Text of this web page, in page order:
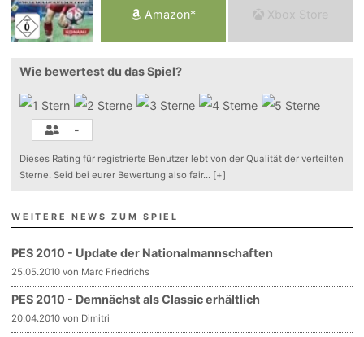
Amazon* Xbox Store
Wie bewertest du das Spiel?
-
Dieses Rating für registrierte Benutzer lebt von der Qualität der verteilten
Sterne. Seid bei eurer Bewertung also fair... [+]
WEITERE NEWS ZUM SPIEL
PES 2010 - Update der Nationalmannschaften
25.05.2010 von Marc Friedrichs
PES 2010 - Demnächst als Classic erhältlich
20.04.2010 von Dimitri